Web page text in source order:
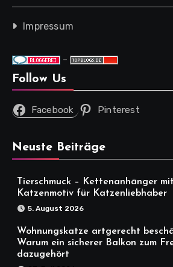
Impressum
-
Follow Us
Facebook Pinterest
Neuste Beiträge
Tierschmuck – Kettenanhänger mit
Katzenmotiv für Katzenliebhaber
5. August 2026
Wohnungskatze artgerecht
Warum ein sicherer Balkon zum
dazugehört